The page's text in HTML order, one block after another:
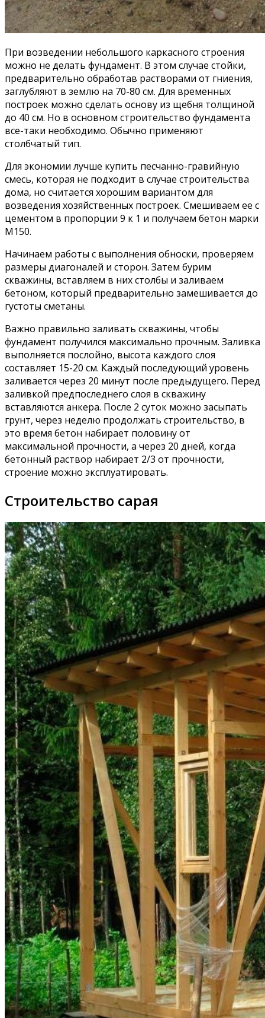
При возведении небольшого каркасного строения
можно не делать фундамент. В этом случае стойки,
предварительно обработав растворами от гниения,
заглубляют в землю на 70-80 см. Для временных
построек можно сделать основу из щебня толщиной
до 40 см. Но в основном строительство фундамента
все-таки необходимо. Обычно применяют
столбчатый тип.
Для экономии лучше купить песчанно-гравийную
смесь, которая не подходит в случае строительства
дома, но считается хорошим вариантом для
возведения хозяйственных построек. Смешиваем ее с
цементом в пропорции 9 к 1 и получаем бетон марки
М150.
Начинаем работы с выполнения обноски, проверяем
размеры диагоналей и сторон. Затем бурим
скважины, вставляем в них столбы и заливаем
бетоном, который предварительно замешивается до
густоты сметаны.
Важно правильно заливать скважины, чтобы
фундамент получился максимально прочным. Заливка
выполняется послойно, высота каждого слоя
составляет 15-20 см. Каждый последующий уровень
заливается через 20 минут после предыдущего. Перед
заливкой предпоследнего слоя в скважину
вставляются анкера. После 2 суток можно засыпать
грунт, через неделю продолжать строительство, в
это время бетон набирает половину от
максимальной прочности, а через 20 дней, когда
бетонный раствор набирает 2/3 от прочности,
строение можно эксплуатировать.
Строительство сарая